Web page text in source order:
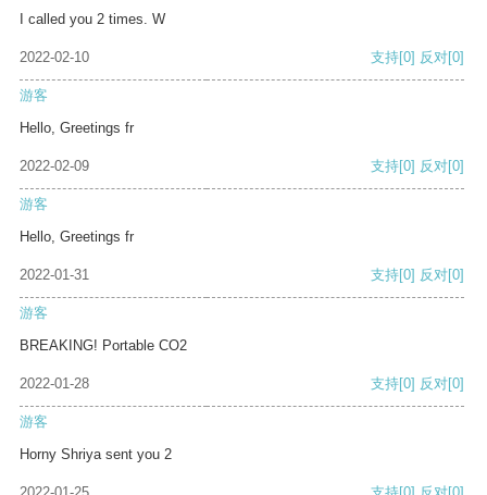
I called you 2 times. W
2022-02-10 支持[0] 反对[0]
游客
Hello, Greetings fr
2022-02-09 支持[0] 反对[0]
游客
Hello, Greetings fr
2022-01-31 支持[0] 反对[0]
游客
BREAKING! Portable CO2
2022-01-28 支持[0] 反对[0]
游客
Horny Shriya sent you 2